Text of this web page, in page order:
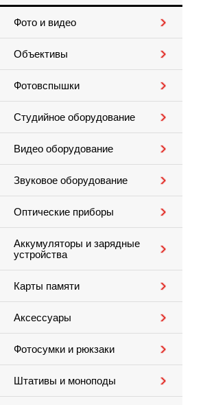
Фото и видео
Объективы
Фотовспышки
Студийное оборудование
Видео оборудование
Звуковое оборудование
Оптические приборы
Аккумуляторы и зарядные
устройства
Карты памяти
Аксессуары
Фотосумки и рюкзаки
Штативы и моноподы